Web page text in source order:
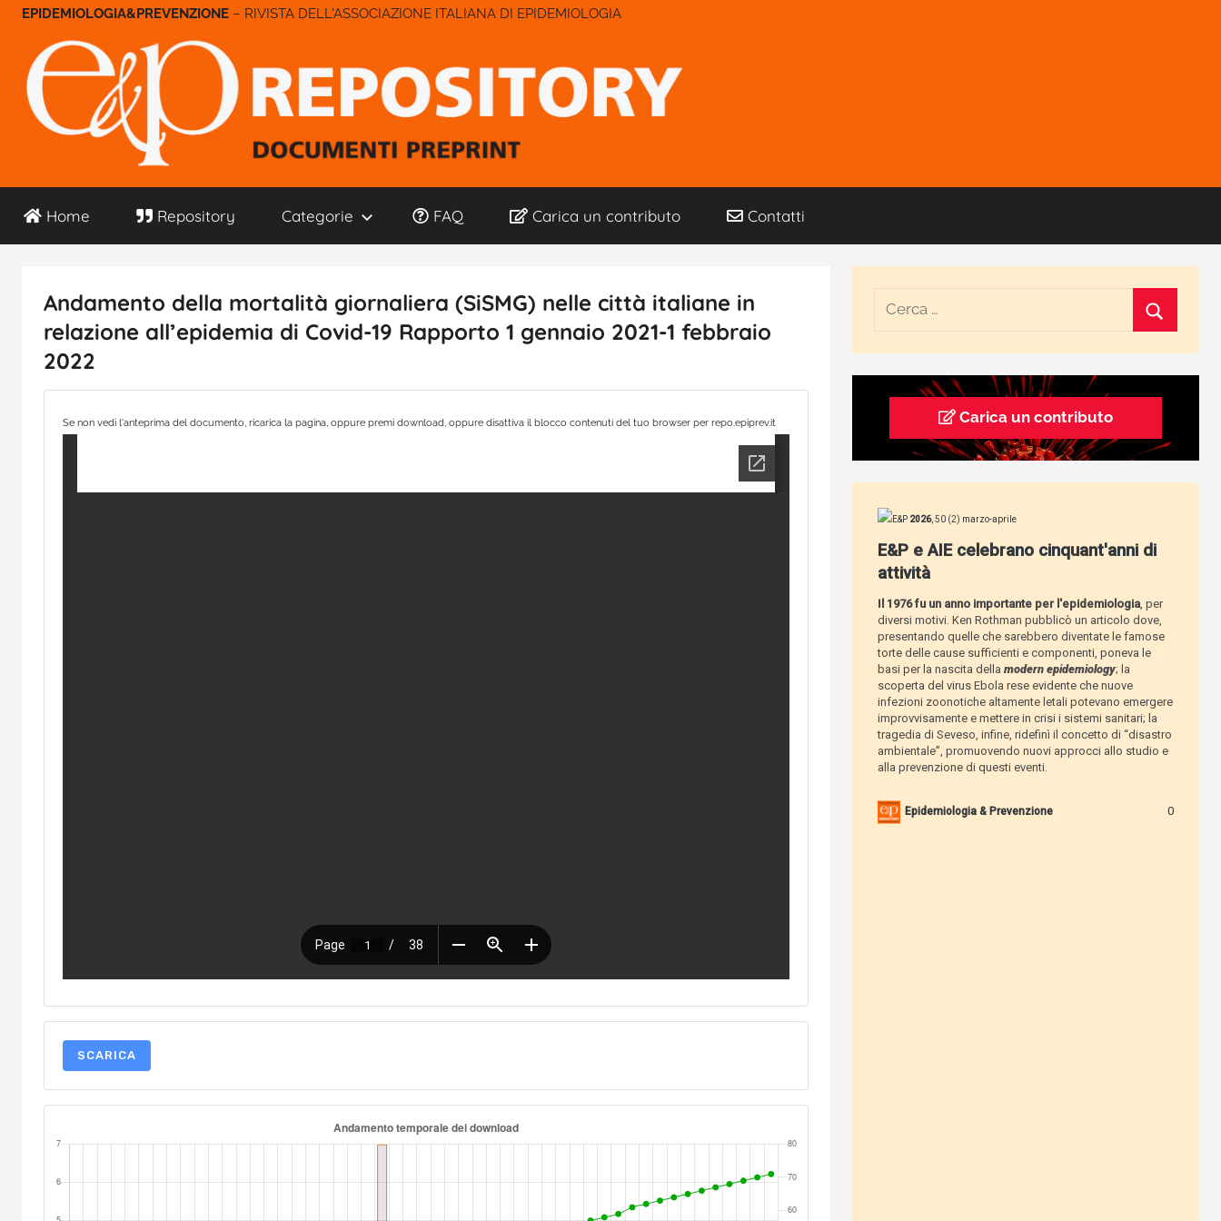
Salta
contenuto
– RIVISTA DELL'ASSOCIAZIONE ITALIANA DI EPIDEMIOLOGIA
E&P
Repository
Home Repository Categorie FAQ Carica un contributo Contatti
Andamento della mortalità giornaliera (SiSMG) nelle città italiane in
relazione all’epidemia di Covid-19 Rapporto 1 gennaio 2021-1 febbraio
2022
Se non vedi l'anteprima del documento, ricarica la pagina, oppure premi download, oppure disattiva il blocco contenuti del tuo browser per repo.epiprev.it
SCARICA
Carica un contributo